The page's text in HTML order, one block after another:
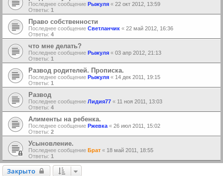
Последнее сообщение Рыжуля « 22 окт 2012, 13:59
Ответы: 1
Право собственности
Последнее сообщение Светланчик « 22 май 2012, 16:36
Ответы: 4
что мне делать?
Последнее сообщение Рыжуля « 03 апр 2012, 21:13
Ответы: 1
Развод родителей. Прописка.
Последнее сообщение Рыжуля « 14 дек 2011, 19:15
Ответы: 1
Развод
Последнее сообщение Лидия77 « 11 ноя 2011, 13:03
Ответы: 4
Алименты на ребенка.
Последнее сообщение Ржевка « 26 июл 2011, 15:02
Ответы: 2
Усыновление.
Последнее сообщение Брат « 18 май 2011, 18:55
Ответы: 1
Закрыто
Закрыто